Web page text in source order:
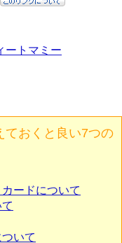
ートマミー
ておくと良い7つの
ードについて
いて